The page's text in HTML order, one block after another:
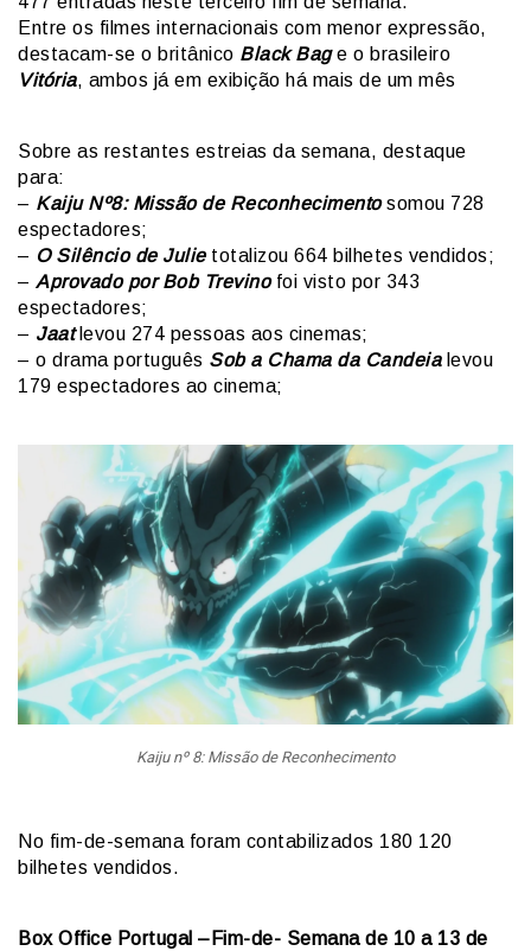
Entre os filmes internacionais com menor expressão,
destacam-se o britânico Black Bage o brasileiro
Vitória, ambos já em exibição há mais de um mês
Sobre as restantes estreias da semana, destaque
para:
– Kaiju Nº8: Missão de Reconhecimentosomou 728
espectadores;
– O Silêncio de Julietotalizou 664 bilhetes vendidos;
– Aprovado por Bob Trevinofoi visto por 343
espectadores;
– Jaat levou 274 pessoas aos cinemas;
– o drama português Sob a Chama da Candeia levou
179 espectadores ao cinema;
Kaiju nº 8: Missão de Reconhecimento
No fim-de-semana foram contabilizados 180 120
bilhetes vendidos.
Box Office Portugal –Fim-de- Semana de 10 a 13 de